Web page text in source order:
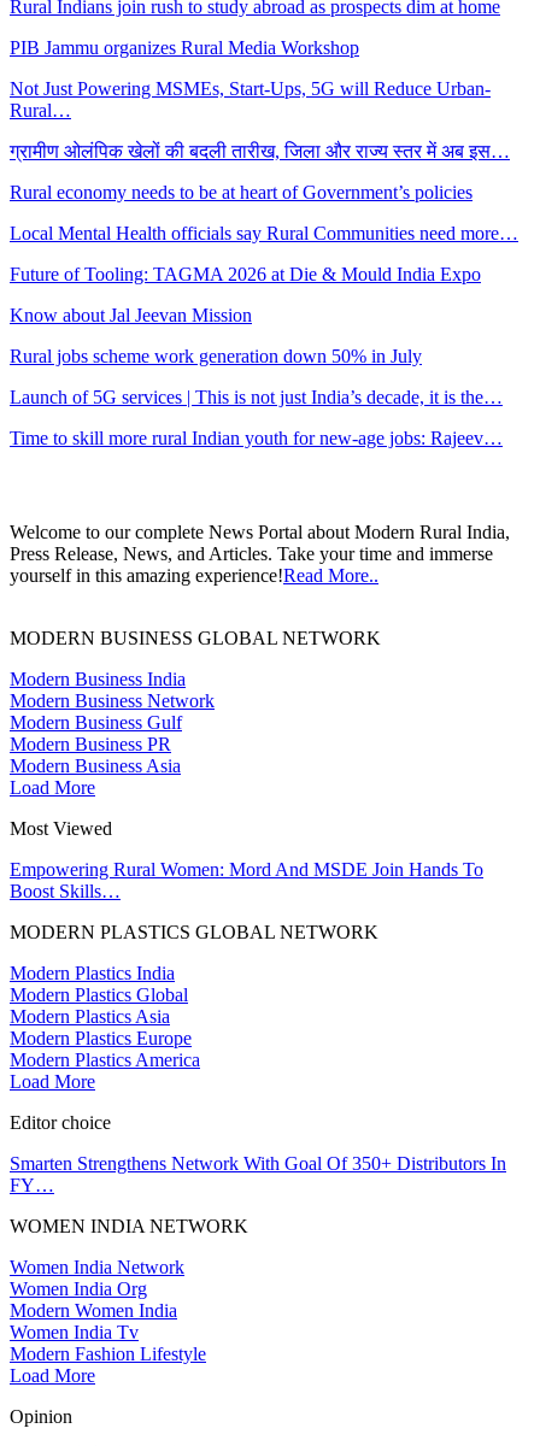
Rural Indians join rush to study abroad as prospects dim at home
PIB Jammu organizes Rural Media Workshop
Not Just Powering MSMEs, Start-Ups, 5G will Reduce Urban-
Rural…
ग्रामीण ओलंपिक खेलों की बदली तारीख, जिला और राज्य स्तर में अब इस…
Rural economy needs to be at heart of Government’s policies
Local Mental Health officials say Rural Communities need more…
Future of Tooling: TAGMA 2026 at Die & Mould India Expo
Know about Jal Jeevan Mission
Rural jobs scheme work generation down 50% in July
Launch of 5G services | This is not just India’s decade, it is the…
Time to skill more rural Indian youth for new-age jobs: Rajeev…
Welcome to our complete News Portal about Modern Rural India,
Press Release, News, and Articles. Take your time and immerse
yourself in this amazing experience!Read More..
MODERN BUSINESS GLOBAL NETWORK
Modern Business India
Modern Business Network
Modern Business Gulf
Modern Business PR
Modern Business Asia
Load More
Most Viewed
Empowering Rural Women: Mord And MSDE Join Hands To
Boost Skills…
MODERN PLASTICS GLOBAL NETWORK
Modern Plastics India
Modern Plastics Global
Modern Plastics Asia
Modern Plastics Europe
Modern Plastics America
Load More
Editor choice
Smarten Strengthens Network With Goal Of 350+ Distributors In
FY…
WOMEN INDIA NETWORK
Women India Network
Women India Org
Modern Women India
Women India Tv
Modern Fashion Lifestyle
Load More
Opinion